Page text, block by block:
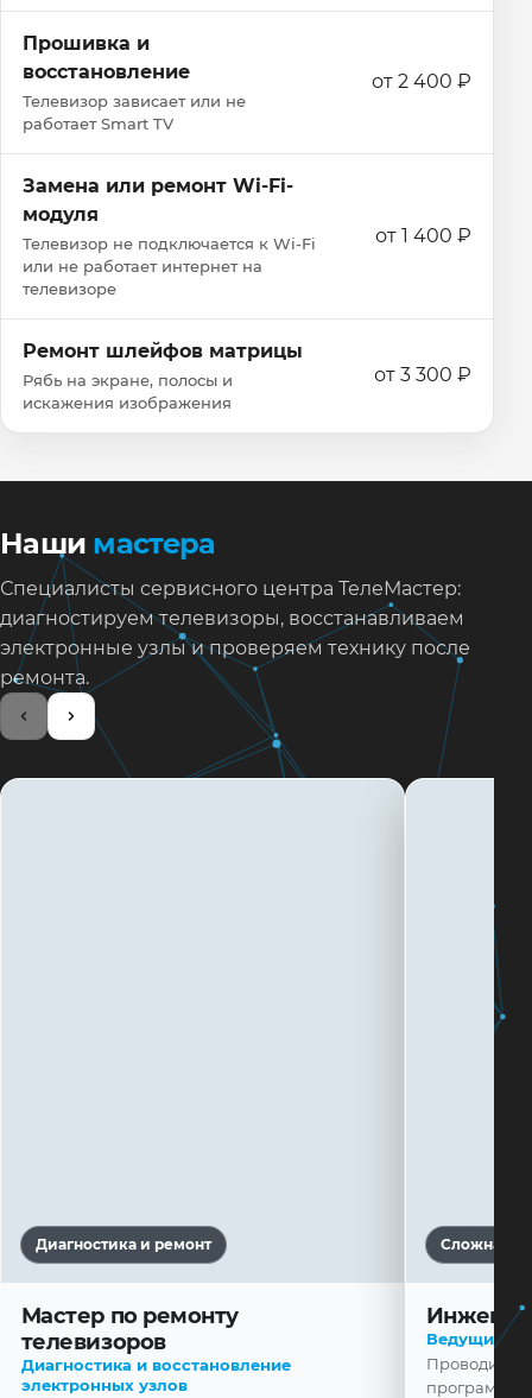
Прошивка и
восстановление
Телевизор зависает или не
работает Smart TV
от 2 400 ₽
Замена или ремонт Wi‑Fi-
модуля
Телевизор не подключается к Wi‑Fi
или не работает интернет на
телевизоре
от 1 400 ₽
Ремонт шлейфов матрицы
Рябь на экране, полосы и
искажения изображения
от 3 300 ₽
Наши мастера
Специалисты сервисного центра ТелеМастер:
диагностируем телевизоры, восстанавливаем
электронные узлы и проверяем технику после
ремонта.
Диагностика и ремонт
Мастер по ремонту
телевизоров
Диагностика и восстановление
электронных узлов
Сложная
Ведущий
Проводит